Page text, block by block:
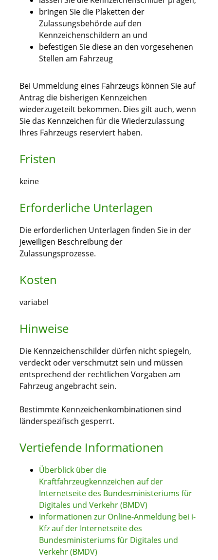
bringen Sie die Plaketten der
Zulassungsbehörde auf den
Kennzeichenschildern an und
befestigen Sie diese an den vorgesehenen
Stellen am Fahrzeug
Bei Ummeldung eines Fahrzeugs können Sie auf
Antrag die bisherigen Kennzeichen
wiederzugeteilt bekommen. Dies gilt auch, wenn
Sie das Kennzeichen für die Wiederzulassung
Ihres Fahrzeugs reserviert haben.
Fristen
keine
Erforderliche Unterlagen
Die erforderlichen Unterlagen finden Sie in der
jeweiligen Beschreibung der
Zulassungsprozesse.
Kosten
variabel
Hinweise
Die Kennzeichenschilder dürfen nicht spiegeln,
verdeckt oder verschmutzt sein und müssen
entsprechend der rechtlichen Vorgaben am
Fahrzeug angebracht sein.
Bestimmte Kennzeichenkombinationen sind
länderspezifisch gesperrt.
Vertiefende Informationen
Überblick über die
Kraftfahrzeugkennzeichen auf der
Internetseite des Bundesministeriums für
Digitales und Verkehr (BMDV)
Informationen zur Online-Anmeldung bei i-
Kfz auf der Internetseite des
Bundesministeriums für Digitales und
Verkehr (BMDV)